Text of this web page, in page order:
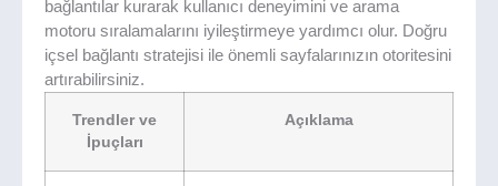
bağlantılar kurarak kullanıcı deneyimini ve arama
motoru sıralamalarını iyileştirmeye yardımcı olur. Doğru
içsel bağlantı stratejisi ile önemli sayfalarınızın otoritesini
artırabilirsiniz.
Trendler ve
İpuçları
Açıklama